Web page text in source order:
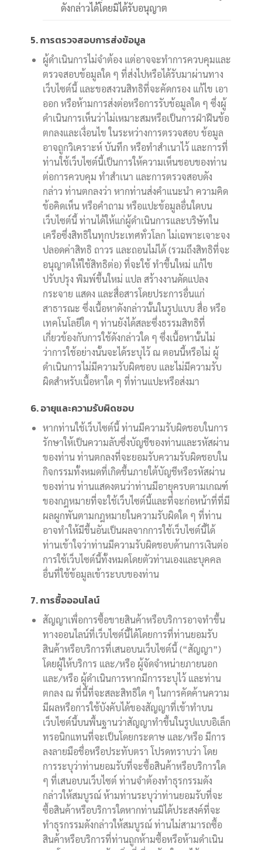
ดังกล่าวได้โดยมิได้รับอนุญาต
5. การตรวจสอบการส่งข้อมูล
ผู้ดำเนินการไม่จำต้อง แต่อาจจะทำการควบคุมและ
ตรวจสอบข้อมูลใด ๆ ที่ส่งไปหรือได้รับมาผ่านทาง
เว็บไซต์นี้ และขอสงวนสิทธิที่จะคัดกรอง แก้ไข เอา
ออก หรือห้ามการส่งต่อหรือการรับข้อมูลใด ๆ ซึ่งผู้
ดำเนินการเห็นว่าไม่เหมาะสมหรือเป็นการฝ่าฝืนข้อ
ตกลงและเงื่อนไข ในระหว่างการตรวจสอบ ข้อมูล
อาจถูกวิเคราะห์ บันทึก หรือทำสำเนาไว้ และการที่
ท่านใช้เว็บไซต์นี้เป็นการให้ความเห็นชอบของท่าน
ต่อการควบคุม ทำสำเนา และการตรวจสอบดัง
กล่าว ท่านตกลงว่า หากท่านส่งคำแนะนำ ความคิด
ข้อคิดเห็น หรือคำถาม หรือแปะข้อมูลอื่นใดบน
เว็บไซต์นี้ ท่านได้ให้แก่ผู้ดำเนินการและบริษัทใน
เครือซึ่งสิทธิในทุกประเทศทั่วโลก ไม่เฉพาะเจาะจง
ปลอดค่าสิทธิ ถาวร และถอนไม่ได้ (รวมถึงสิทธิที่จะ
อนุญาตให้ใช้สิทธิต่อ) ที่จะใช้ ทำขึ้นใหม่ แก้ไข
ปรับปรุง พิมพ์ขึ้นใหม่ แปล สร้างงานดัดแปลง
กระจาย แสดง และสื่อสารโดยประการอื่นแก่
สาธารณะ ซึ่งเนื้อหาดังกล่าวนั้นในรูปแบบ สื่อ หรือ
เทคโนโลยีใด ๆ ท่านยังได้สละซึ่งธรรมสิทธิที่
เกี่ยวข้องกับการใช้ดังกล่าวใด ๆ ซึ่งเนื้อหานั้นไม่
ว่าการใช้อย่างนั้นจะได้ระบุไว้ ณ ตอนนี้หรือไม่ ผู้
ดำเนินการไม่มีความรับผิดชอบ และไม่มีความรับ
ผิดสำหรับเนื้อหาใด ๆ ที่ท่านแปะหรือส่งมา
6. อายุและความรับผิดชอบ
หากท่านใช้เว็บไซต์นี้ ท่านมีความรับผิดชอบในการ
รักษาให้เป็นความลับซึ่งบัญชีของท่านและรหัสผ่าน
ของท่าน ท่านตกลงที่จะยอมรับความรับผิดชอบใน
กิจกรรมทั้งหมดที่เกิดขึ้นภายใต้บัญชีหรือรหัสผ่าน
ของท่าน ท่านแสดงตนว่าท่านมีอายุครบตามเกณฑ์
ของกฎหมายที่จะใช้เว็บไซต์นี้และที่จะก่อหน้าที่ที่มี
ผลผูกพันตามกฎหมายในความรับผิดใด ๆ ที่ท่าน
อาจทำให้มีขึ้นอันเป็นผลจากการใช้เว็บไซต์นี้ได้
ท่านเข้าใจว่าท่านมีความรับผิดชอบด้านการเงินต่อ
การใช้เว็บไซต์นี้ทั้งหมดโดยตัวท่านเองและบุคคล
อื่นที่ใช้ข้อมูลเข้าระบบของท่าน
7. การซื้อออนไลน์
สัญญาเพื่อการซื้อขายสินค้าหรือบริการอาจทำขึ้น
ทางออนไลน์ที่เว็บไซต์นี้ได้โดยการที่ท่านยอมรับ
สินค้าหรือบริการที่เสนอบนเว็บไซต์นี้ (“สัญญา”)
โดยผู้ให้บริการ และ/หรือ ผู้จัดจำหน่ายภายนอก
และ/หรือ ผู้ดำเนินการหากมีการระบุไว้ และท่าน
ตกลง ณ ที่นี้ที่จะสละสิทธิใด ๆ ในการคัดค้านความ
มีผลหรือการใช้บังคับได้ของสัญญาที่เข้าทำบน
เว็บไซต์นี้บนพื้นฐานว่าสัญญาทำขึ้นในรูปแบบอิเล็ก
ทรอนิกแทนที่จะเป็นโดยกระดาษ และ/หรือ มีการ
ลงลายมือชื่อหรือประทับตรา โปรดทราบว่า โดย
การระบุว่าท่านยอมรับที่จะซื้อสินค้าหรือบริการใด
ๆ ที่เสนอบนเว็บไซต์ ท่านจำต้องทำธุรกรรมดัง
กล่าวให้สมบูรณ์ ห้ามท่านระบุว่าท่านยอมรับที่จะ
ซื้อสินค้าหรือบริการใดหากท่านมิได้ประสงค์ที่จะ
ทำธุรกรรมดังกล่าวให้สมบูรณ์ ท่านไม่สามารถซื้อ
สินค้าหรือบริการที่ท่านถูกห้ามซื้อหรือห้ามดำเนิน